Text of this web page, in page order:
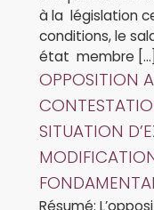
à la législation
conditions, le
état membre […]
OPPOSITION
SITUATION
Résumé: